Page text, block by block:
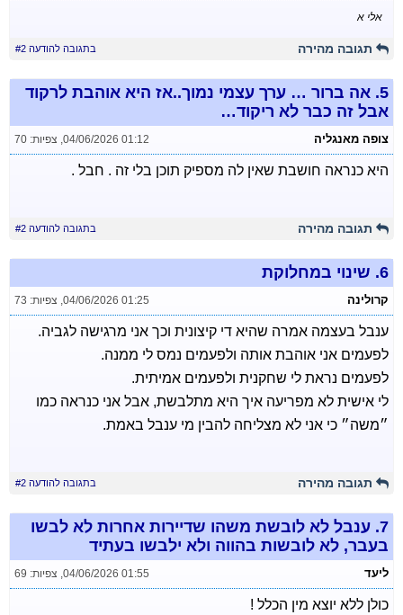
אלי א
תגובה מהירה בתגובה להודעה #2
5. אה ברור … ערך עצמי נמוך..אז היא אוהבת לרקוד
אבל זה כבר לא ריקוד…
צופה מאנגליה 04/06/2026 01:12
, צפיות: 70
היא כנראה חושבת שאין לה מספיק תוכן בלי זה . חבל .
תגובה מהירה בתגובה להודעה #2
6. שינוי במחלוקת
קרולינה 04/06/2026 01:25
, צפיות: 73
ענבל בעצמה אמרה שהיא די קיצונית וכך אני מרגישה לגביה.
לפעמים אני אוהבת אותה ולפעמים נמס לי ממנה.
לפעמים נראת לי שחקנית ולפעמים אמיתית.
לי אישית לא מפריעה איך היא מתלבשת, אבל אני כנראה כמו
״משה״ כי אני לא מצליחה להבין מי ענבל באמת.
תגובה מהירה בתגובה להודעה #2
7. ענבל לא לובשת משהו שדיירות אחרות לא לבשו
בעבר, לא לובשות בהווה ולא ילבשו בעתיד
ליעד 04/06/2026 01:55
, צפיות: 69
כולן ללא יוצא מין הכלל !